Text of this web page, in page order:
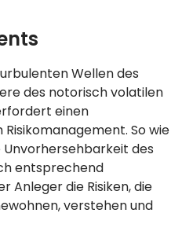
Wellen des
des notorisch volatilen
einen
So wie
des
entsprechend
Anleger die Risiken, die
verstehen und